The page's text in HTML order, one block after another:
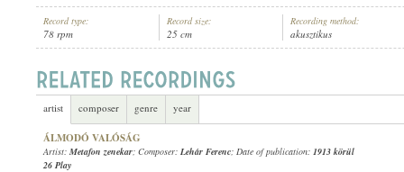
ARTIST: METAFON ZENEKAR
Record type:
78 rpm
Record size:
25 cm
Recording method:
akusztikus
artist composer genre year
ÁLMODÓ VALÓSÁG
Artist: Metafon zenekar; Composer: Lehár Ferenc; Date of publication: 1913 körül
26 Play